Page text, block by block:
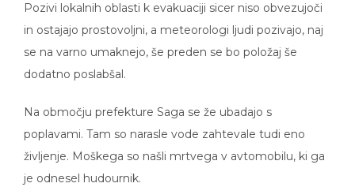
Pozivi lokalnih oblasti k evakuaciji sicer niso obvezujoči
in ostajajo prostovoljni, a meteorologi ljudi pozivajo, naj
se na varno umaknejo, še preden se bo položaj še
dodatno poslabšal.
Na območju prefekture Saga se že ubadajo s
poplavami. Tam so narasle vode zahtevale tudi eno
življenje. Moškega so našli mrtvega v avtomobilu, ki ga
je odnesel hudournik.